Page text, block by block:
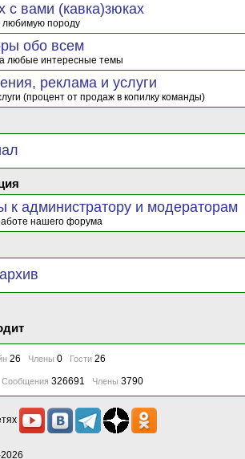
с вами (кавка)зюках
породу
обо всем
любые интересные темы
реклама и услуги
(процент от продаж в копилку команды)
к администратору и модераторам
нашего форума
26 Члены 0 Гости 26
Сообщения 326691 Члены 3790